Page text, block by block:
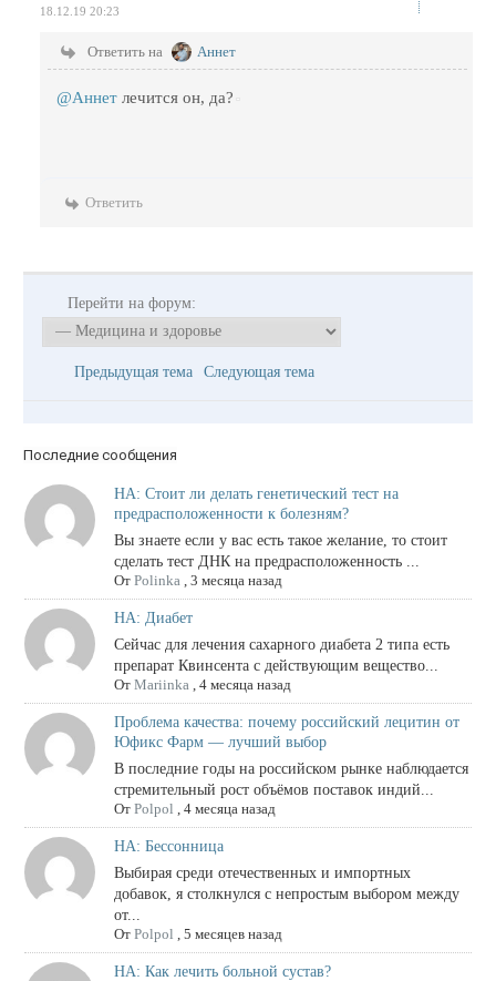
18.12.19 20:23
Ответить на Аннет
@Аннет лечится он, да?
Ответить
Перейти на форум:
Предыдущая тема Следующая тема
Последние сообщения
НА: Стоит ли делать генетический тест на
предрасположенности к болезням?
Вы знаете если у вас есть такое желание, то стоит
сделать тест ДНК на предрасположенность ...
От Polinka, 3 месяца назад
НА: Диабет
Сейчас для лечения сахарного диабета 2 типа есть
препарат Квинсента с действующим вещество...
От Mariinka, 4 месяца назад
Проблема качества: почему российский лецитин от
Юфикс Фарм — лучший выбор
В последние годы на российском рынке наблюдается
стремительный рост объёмов поставок индий...
От Polpol , 4 месяца назад
НА: Бессонница
Выбирая среди отечественных и импортных
добавок, я столкнулся с непростым выбором между
от...
От Polpol , 5 месяцев назад
НА: Как лечить больной сустав?